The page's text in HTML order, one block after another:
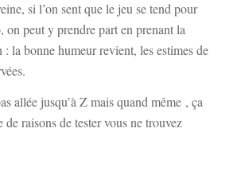
si l’on sent que le jeu se tend pour
on peut y prendre part en prenant la
la bonne humeur revient, les estimes de
allée jusqu’à Z mais quand même , ça
raisons de tester vous ne trouvez